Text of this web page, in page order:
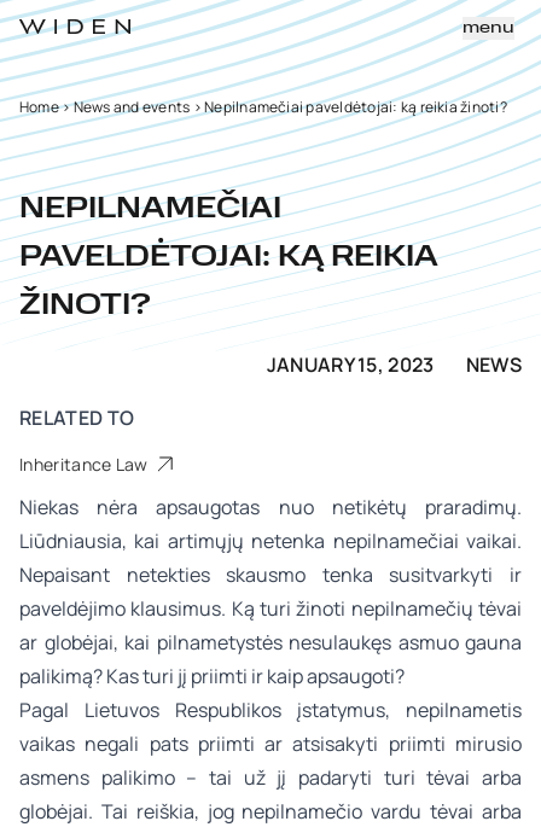
menu
Home>News and events >Nepilnamečiai paveldėtojai: ką reikia žinoti?
NEPILNAMEČIAI
PAVELDĖTOJAI: KĄ REIKIA
ŽINOTI?
JANUARY 15, 2023
NEWS
RELATED TO
Inheritance Law
Niekas nėra apsaugotas nuo netikėtų praradimų.
Liūdniausia, kai artimųjų netenka nepilnamečiai vaikai.
Nepaisant netekties skausmo tenka susitvarkyti ir
paveldėjimo klausimus. Ką turi žinoti nepilnamečių tėvai
ar globėjai, kai pilnametystės nesulaukęs asmuo gauna
palikimą? Kas turi jį priimti ir kaip apsaugoti?
Pagal Lietuvos Respublikos įstatymus, nepilnametis
vaikas negali pats priimti ar atsisakyti priimti mirusio
asmens palikimo – tai už jį padaryti turi tėvai arba
globėjai. Tai reiškia, jog nepilnamečio vardu tėvai arba